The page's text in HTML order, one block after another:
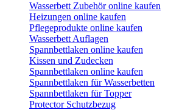
Wasserbett Zubehör online kaufen
Heizungen online kaufen
Pflegeprodukte online kaufen
Wasserbett Auflagen
Spannbettlaken online kaufen
Kissen und Zudecken
Spannbettlaken online kaufen
Spannbettlaken für Wasserbetten
Spannbettlaken für Topper
Protector Schutzbezug